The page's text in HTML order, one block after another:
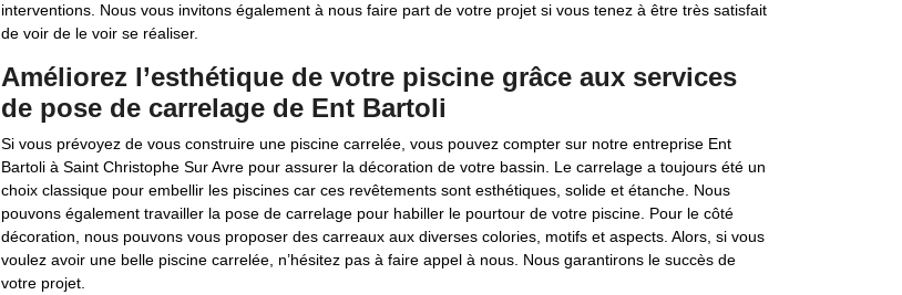
interventions. Nous vous invitons également à nous faire part de votre projet si vous tenez à être très satisfait
de voir de le voir se réaliser.
Améliorez l’esthétique de votre piscine grâce aux services
de pose de carrelage de Ent Bartoli
Si vous prévoyez de vous construire une piscine carrelée, vous pouvez compter sur notre entreprise Ent
Bartoli à Saint Christophe Sur Avre pour assurer la décoration de votre bassin. Le carrelage a toujours été un
choix classique pour embellir les piscines car ces revêtements sont esthétiques, solide et étanche. Nous
pouvons également travailler la pose de carrelage pour habiller le pourtour de votre piscine. Pour le côté
décoration, nous pouvons vous proposer des carreaux aux diverses colories, motifs et aspects. Alors, si vous
voulez avoir une belle piscine carrelée, n’hésitez pas à faire appel à nous. Nous garantirons le succès de
votre projet.